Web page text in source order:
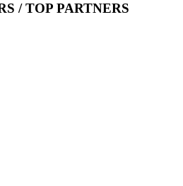
/ TOP PARTNERS